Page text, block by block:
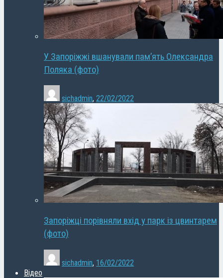
У Запоріжжі вшанували пам’ять Олександра
Поляка (фото)
sichadmin, 22/02/2022
Запоріжці порівняли вхід у парк із цвинтарем
(фото)
sichadmin, 16/02/2022
Відео